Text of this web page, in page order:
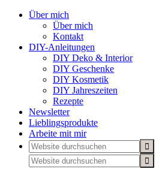
Über mich
Über mich
Kontakt
DIY-Anleitungen
DIY Deko & Interior
DIY Geschenke
DIY Kosmetik
DIY Jahreszeiten
Rezepte
Newsletter
Lieblingsprodukte
Arbeite mit mir